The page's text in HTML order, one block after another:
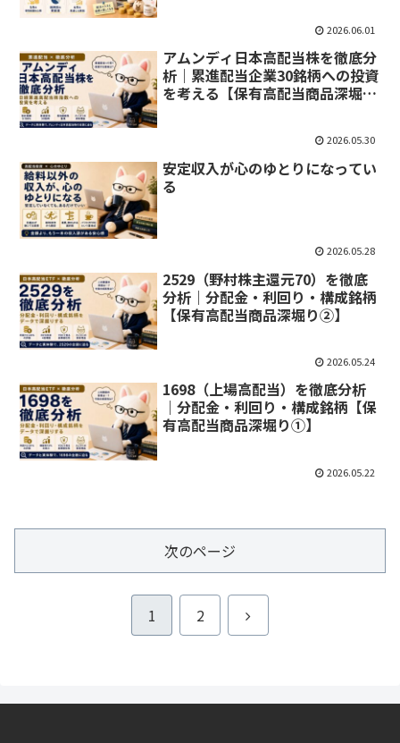
2026.06.01
アムンディ日本高配当株を徹底分
析｜累進配当企業30銘柄への投資
を考える【保有高配当商品深堀り
2026.05.30
安定収入が心のゆとりになってい
る
2026.05.28
2529（野村株主還元70）を徹底
分析｜分配金・利回り・構成銘柄
【保有高配当商品深堀り②】
2026.05.24
1698（上場高配当）を徹底分析
｜分配金・利回り・構成銘柄【保
有高配当商品深堀り①】
2026.05.22
次のページ
1 2
次